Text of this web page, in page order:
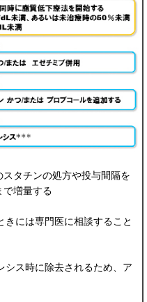
タチンの処方や投与間隔を
で増量する
には専門医に相談すること
ス時に除去されるため、ア